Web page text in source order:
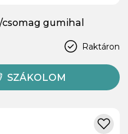
gumihal
Raktáron
SZÁKOLOM